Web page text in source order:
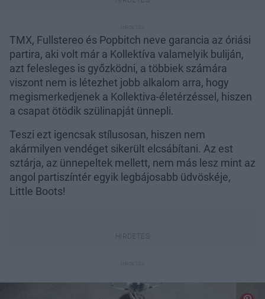
TMX, Fullstereo és Popbitch neve garancia az óriási
partira, aki volt már a Kollektíva valamelyik buliján,
azt felesleges is győzködni, a többiek számára
viszont nem is létezhet jobb alkalom arra, hogy
megismerkedjenek a Kollektiva-életérzéssel, hiszen
a csapat ötödik szülinapját ünnepli.
Teszi ezt igencsak stílusosan, hiszen nem
akármilyen vendéget sikerült elcsábítani. Az est
sztárja, az ünnepeltek mellett, nem más lesz mint az
angol partiszíntér egyik legbájosabb üdvöskéje,
Little Boots!